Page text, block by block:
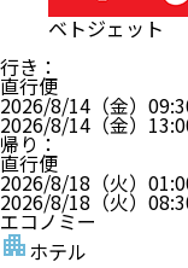
ベトジェット
行き ：
直行便
2026/8/14（金）
2026/8/14（金）
帰り ：
直行便
2026/8/18（火）
2026/8/18（火）
エコノミー
ホテル